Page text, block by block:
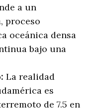
a un
, proceso
oceánica densa
bajo una
La realidad
es
de 7.5 en